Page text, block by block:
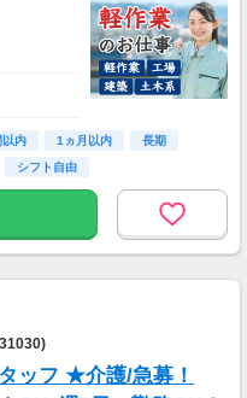
い金★
金で支
り♪
内 1ヵ月以内
長期
シフト自由
ッフ ★介護/急募！